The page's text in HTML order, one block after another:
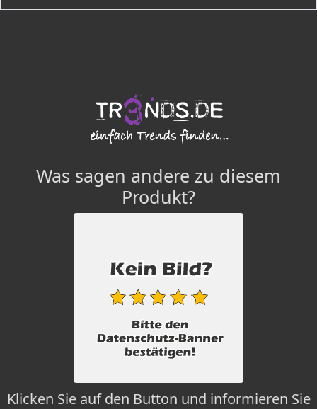
Was sagen andere zu diesem
Produkt?
Klicken Sie auf den Button und informieren Sie